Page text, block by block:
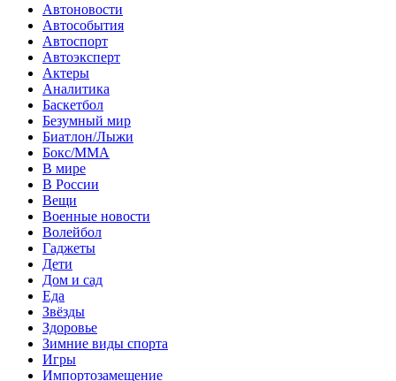
Автоновости
Автособытия
Автоспорт
Автоэксперт
Актеры
Аналитика
Баскетбол
Безумный мир
Биатлон/Лыжи
Бокс/MMA
В мире
В России
Вещи
Военные новости
Волейбол
Гаджеты
Дети
Дом и сад
Еда
Звёзды
Здоровье
Зимние виды спорта
Игры
Импортозамещение